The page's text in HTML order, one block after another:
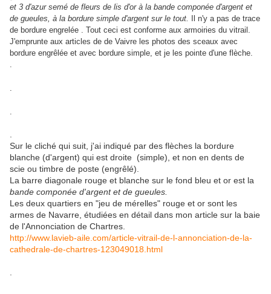
et 3 d'azur semé de fleurs de lis d'or à la bande componée d'argent et
de gueules, à la bordure simple d'argent sur le tout.
Il n'y a pas de trace
de bordure engrelée . Tout ceci est conforme aux armoiries du vitrail.
J'emprunte aux articles de de Vaivre les photos des sceaux avec
bordure engrêlée et avec bordure simple, et je les pointe d'une flèche.
.
.
.
Sur le cliché qui suit, j'ai indiqué par des flèches la bordure
blanche (d'argent) qui est droite (simple), et non en dents de
scie ou timbre de poste (engrêlé).
La barre diagonale rouge et blanche sur le fond bleu et or est la
bande componée d'argent et de gueules.
Les deux quartiers en "jeu de mérelles" rouge et or sont les
armes de Navarre, étudiées en détail dans mon article sur la baie
de l'Annonciation de Chartres.
http://www.lavieb-aile.com/article-vitrail-de-l-annonciation-de-la-
cathedrale-de-chartres-123049018.html